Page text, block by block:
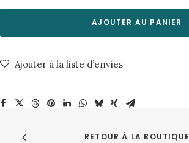
Jeans
Tilde
Jeans
AJOUTER AU PANIER
Ajouter à la liste d’envies
RETOUR À LA BOUTIQUE